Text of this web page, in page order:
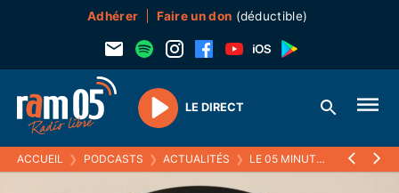
Adhérer Faire un don (déductible)
Play
LE DIRECT
ACCUEIL ❯ PODCASTS ❯ ACTUALITÉS ❯ LE 05 MINUTES 24